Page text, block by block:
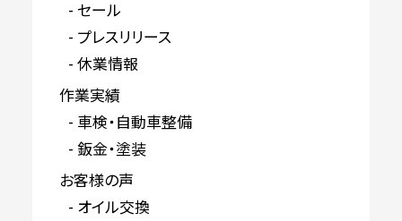
セール
プレスリリース
休業情報
作業実績
車検・自動車整備
鈑金・塗装
お客様の声
オイル交換